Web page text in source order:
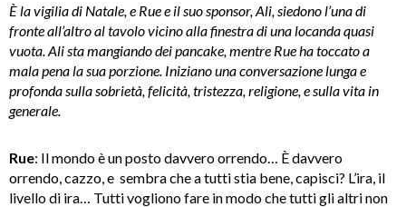
È la vigilia di Natale, e Rue e il suo sponsor, Ali, siedono l’una di
fronte all’altro al tavolo vicino alla finestra di una locanda quasi
vuota. Ali sta mangiando dei pancake, mentre Rue ha toccato a
mala pena la sua porzione. Iniziano una conversazione lunga e
profonda sulla sobrietà, felicità, tristezza, religione, e sulla vita in
generale.
Rue: Il mondo è un posto davvero orrendo… È davvero
orrendo, cazzo, e sembra che a tutti stia bene, capisci? L’ira, il
livello di ira… Tutti vogliono fare in modo che tutti gli altri non